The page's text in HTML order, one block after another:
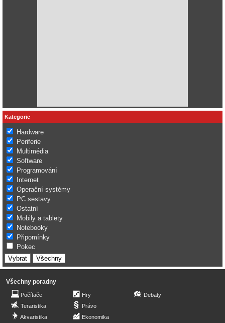
Kategorie
Hardware
Periferie
Multimédia
Software
Programování
Internet
Operační systémy
PC sestavy
Ostatní
Mobily a tablety
Notebooky
Připomínky
Pokec
Všechny poradny
Počítače
Teraristika
Akvaristika
Hry
Právo
Ekonomika
Debaty